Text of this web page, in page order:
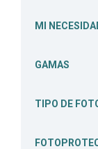
MI
GAMAS
TIPO DE